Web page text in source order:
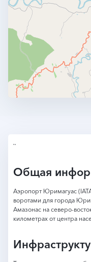
``
Общая
Аэропорт Юримагуас
воротами для города
Амазонас на северо-
километрах от центра